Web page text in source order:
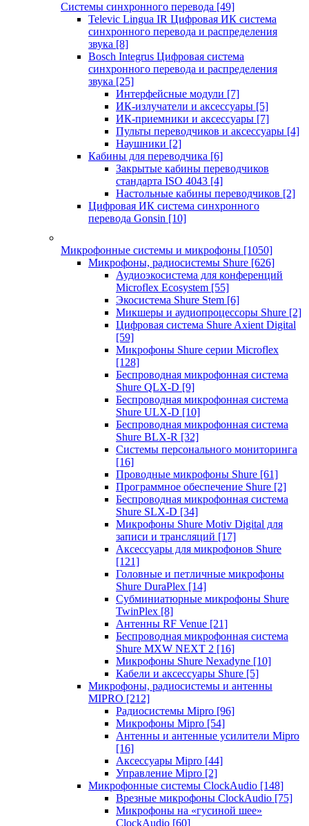
Системы синхронного перевода [49]
Televic Lingua IR Цифровая ИК система
синхронного перевода и распределения
звука [8]
Bosch Integrus Цифровая система
синхронного перевода и распределения
звука [25]
Интерфейсные модули [7]
ИК-излучатели и аксессуары [5]
ИК-приемники и аксессуары [7]
Пульты переводчиков и аксессуары [4]
Наушники [2]
Кабины для переводчика [6]
Закрытые кабины переводчиков
стандарта ISO 4043 [4]
Настольные кабины переводчиков [2]
Цифровая ИК система синхронного
перевода Gonsin [10]
Микрофонные системы и микрофоны [1050]
Микрофоны, радиосистемы Shure [626]
Аудиоэкосистема для конференций
Microflex Ecosystem [55]
Экосистема Shure Stem [6]
Микшеры и аудиопроцессоры Shure [2]
Цифровая система Shure Axient Digital
[59]
Микрофоны Shure серии Microflex
[128]
Беспроводная микрофонная система
Shure QLX-D [9]
Беспроводная микрофонная система
Shure ULX-D [10]
Беспроводная микрофонная система
Shure BLX-R [32]
Системы персонального мониторинга
[16]
Проводные микрофоны Shure [61]
Программное обеспечение Shure [2]
Беспроводная микрофонная система
Shure SLX-D [34]
Микрофоны Shure Motiv Digital для
записи и трансляций [17]
Аксессуары для микрофонов Shure
[121]
Головные и петличные микрофоны
Shure DuraPlex [14]
Субминиатюрные микрофоны Shure
TwinPlex [8]
Антенны RF Venue [21]
Беспроводная микрофонная система
Shure MXW NEXT 2 [16]
Микрофоны Shure Nexadyne [10]
Кабели и аксессуары Shure [5]
Микрофоны, радиосистемы и антенны
MIPRO [212]
Радиосистемы Mipro [96]
Микрофоны Mipro [54]
Антенны и антенные усилители Mipro
[16]
Аксессуары Mipro [44]
Управление Mipro [2]
Микрофонные системы ClockAudio [148]
Врезные микрофоны ClockAudio [75]
Микрофоны на «гусиной шее»
ClockAudio [60]